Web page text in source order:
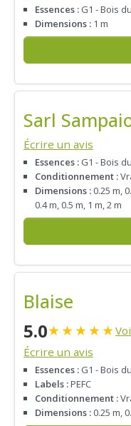
Essences : G1 - Bois
Dimensions : 1 m
Sarl
Écrire un avis
Essences : G1 - Bois
Conditionnement :
Dimensions : 0.25 m,
0.4 m, 0.5 m, 1 m, 2 m
Blaise
5.0★★★★★
Écrire un avis
Essences : G1 - Bois
Labels :PEFC
Conditionnement :
Dimensions : 0.25 m,